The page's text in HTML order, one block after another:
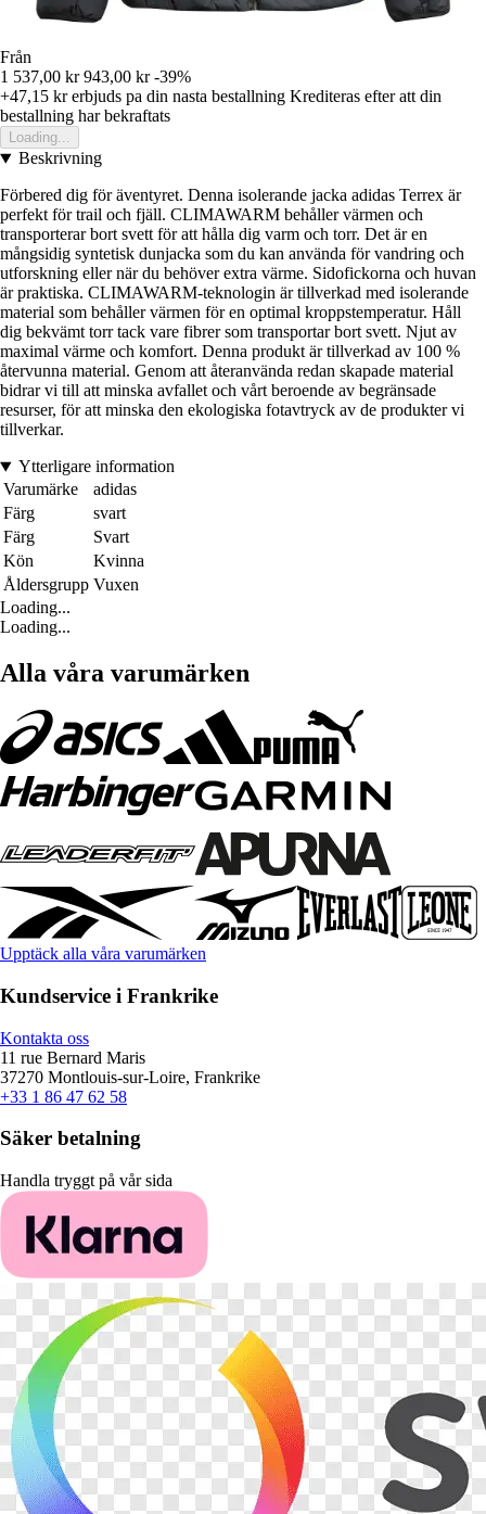
Från
1 537,00 kr 943,00 kr -39%
+47,15 krerbjuds pa din nasta bestallning Krediteras efter att din
bestallning har bekraftats
Loading...
Beskrivning
Förbered dig för äventyret. Denna isolerande jacka adidas Terrex är
perfekt för trail och fjäll. CLIMAWARM behåller värmen och
transporterar bort svett för att hålla dig varm och torr. Det är en
mångsidig syntetisk dunjacka som du kan använda för vandring och
utforskning eller när du behöver extra värme. Sidofickorna och huvan
är praktiska. CLIMAWARM-teknologin är tillverkad med isolerande
material som behåller värmen för en optimal kroppstemperatur. Håll
dig bekvämt torr tack vare fibrer som transportar bort svett. Njut av
maximal värme och komfort. Denna produkt är tillverkad av 100 %
återvunna material. Genom att återanvända redan skapade material
bidrar vi till att minska avfallet och vårt beroende av begränsade
resurser, för att minska den ekologiska fotavtryck av de produkter vi
tillverkar.
Ytterligare information
Varumärke
adidas
Färg
svart
Färg
Svart
Kön
Kvinna
Åldersgrupp Vuxen
Loading...
Loading...
Alla våra varumärken
Upptäck alla våra varumärken
Kundservice i Frankrike
Kontakta oss
11 rue Bernard Maris
37270 Montlouis-sur-Loire, Frankrike
+33 1 86 47 62 58
Säker betalning
Handla tryggt på vår sida